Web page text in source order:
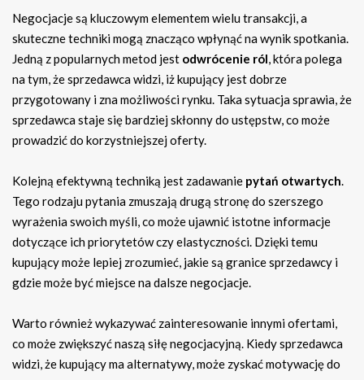
Negocjacje są kluczowym elementem wielu transakcji, a
skuteczne techniki mogą znacząco wpłynąć na wynik spotkania.
Jedną z popularnych metod jest odwrócenie ról, która polega
na tym, że sprzedawca widzi, iż kupujący jest dobrze
przygotowany i zna możliwości rynku. Taka sytuacja sprawia, że
sprzedawca staje się bardziej skłonny do ustępstw, co może
prowadzić do korzystniejszej oferty.
Kolejną efektywną techniką jest zadawanie pytań otwartych.
Tego rodzaju pytania zmuszają drugą stronę do szerszego
wyrażenia swoich myśli, co może ujawnić istotne informacje
dotyczące ich priorytetów czy elastyczności. Dzięki temu
kupujący może lepiej zrozumieć, jakie są granice sprzedawcy i
gdzie może być miejsce na dalsze negocjacje.
Warto również wykazywać zainteresowanie innymi ofertami,
co może zwiększyć naszą siłę negocjacyjną. Kiedy sprzedawca
widzi, że kupujący ma alternatywy, może zyskać motywację do